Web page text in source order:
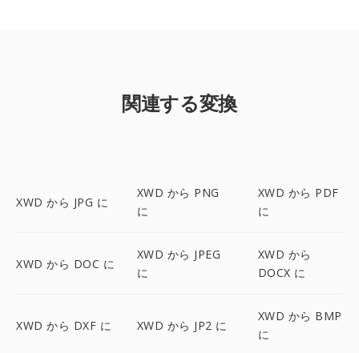
関連する変換
XWD から JPG に
XWD から PNG
に
XWD から PDF
に
XWD から DOC に
XWD から JPEG
に
XWD から
DOCX に
XWD から DXF に XWD から JP2 に
XWD から BMP
に